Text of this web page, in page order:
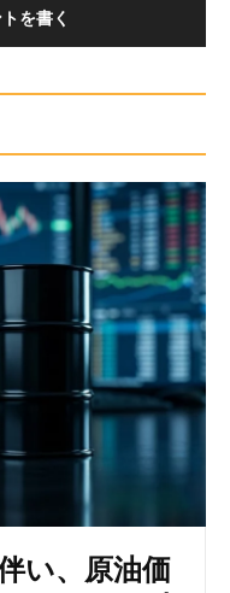
を書く
い、原油価